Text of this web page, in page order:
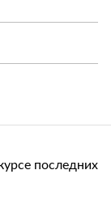
последних